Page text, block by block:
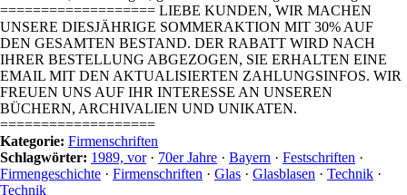
=================== LIEBE KUNDEN, WIR MACHEN
UNSERE DIESJÄHRIGE SOMMERAKTION MIT 30% AUF
DEN GESAMTEN BESTAND. DER RABATT WIRD NACH
IHRER BESTELLUNG ABGEZOGEN, SIE ERHALTEN EINE
EMAIL MIT DEN AKTUALISIERTEN ZAHLUNGSINFOS. WIR
FREUEN UNS AUF IHR INTERESSE AN UNSEREN
BÜCHERN, ARCHIVALIEN UND UNIKATEN.
===================
Kategorie: Firmenschriften
Schlagwörter: 1989, vor· 70er Jahre · Bayern · Festschriften ·
Firmengeschichte · Firmenschriften · Glas · Glasblasen · Technik ·
Technik